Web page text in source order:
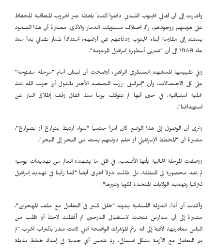
وأشارت إلى أن أهالي الجنوب اللبناني دفعوا أثماناً باهظة عبر الحروب المتعاقبة للحفاظ
على هويتهم ووجودهم، رغم اختلاف مستويات الدمار والأذى، معتبرةً أن هذا الصمود
يستند إلى مقاومة أبناء الجنوب ودفاعهم عن أرضهم، امتداداً لمسار نضالي بدأ منذ
عام 1948 إلى أن "تنتهي أسطورة إسرائيل المزعومة".
وفي تقييمها للمشهد العسكري الراهن، أوضحت أن لبنان أمام "مرحلة مفتوحة"
على كل الاحتمالات، وأن "إسرائيل بررت التصعيد الأخير بالقول أن حزب الله نفذ
عملية استباقية، في حين أنها لم تتوقف يوماً منذ اتفاق وقف إطلاق النار عن
استهدافنا".
وترى أن الوصول إلى هذا الوضع كان أمراً حتمياً "سواء ارتبط بتواريخ أو بصواريخ"،
مشيرةً أن "المخطط الإسرائيلي أو حلم دولتهم يمتد من البحر إلى البحر".
ووصفت المرحلة الحالية بأنها الأصعب، في ظل ما يشهده العالم من تهديدات يومية
لم تعد محصورة في المنطقة، بل طالت دولاً أخرى أيضاً "كما رأينا في تهديد إسرائيل
لتركيا وتهديد الولايات المتحدة لكوبا وغيرها".
وأكدت أن أداء الدولة اللبنانية يشوبه "خلل كبير في التعامل مع ملف المهجرين"،
مشيرةً إلى أن مدارس فتحت لاستقبال النازحين ثم أُقفلت لاحقاً أو طُلب من
الناس مغادرتها، لافتةً إلى أنه رغم المؤشرات الواضحة التي كانت تنذر باقتراب الحرب "لم
يتم التعامل مع الأزمة بشكل استباقي، ولم نلمس أي جدية في إعداد خطط بديلة